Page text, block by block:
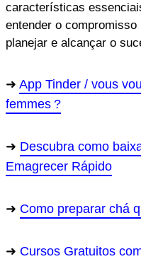
características
entender o
planejar e alcançar o
App Tinder / vous
femmes ?
Descubra como
Emagrecer Rápido
Como preparar chá
Cursos Gratuitos